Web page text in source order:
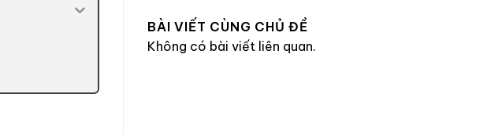
BÀI VIẾT CÙNG CHỦ ĐỀ
Không có bài viết liên quan.